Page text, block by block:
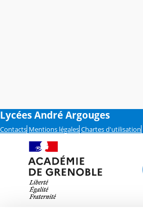
Lycées André Argouges
Contacts Mentions légales Chartes d'utilisation